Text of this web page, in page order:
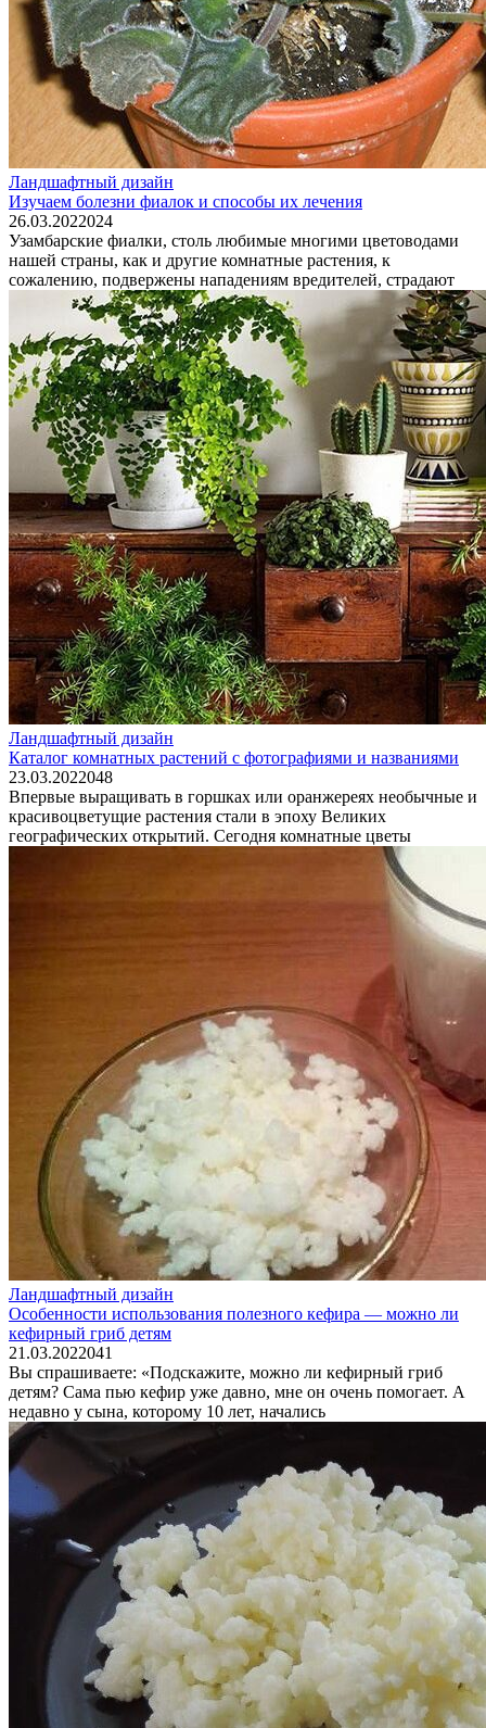
Ландшафтный дизайн
Изучаем болезни фиалок и способы их лечения
26.03.2022024
Узамбарские фиалки, столь любимые многими цветоводами
нашей страны, как и другие комнатные растения, к
сожалению, подвержены нападениям вредителей, страдают
Ландшафтный дизайн
Каталог комнатных растений с фотографиями и названиями
23.03.2022048
Впервые выращивать в горшках или оранжереях необычные и
красивоцветущие растения стали в эпоху Великих
географических открытий. Сегодня комнатные цветы
Ландшафтный дизайн
Особенности использования полезного кефира — можно ли
кефирный гриб детям
21.03.2022041
Вы спрашиваете: «Подскажите, можно ли кефирный гриб
детям? Сама пью кефир уже давно, мне он очень помогает. А
недавно у сына, которому 10 лет, начались